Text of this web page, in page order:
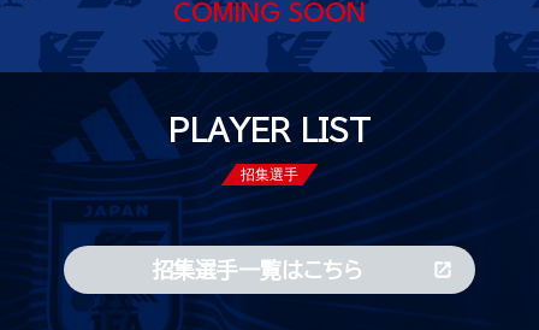
COMING SOON
PLAYER LIST
招集選手
招集選手一覧はこちら